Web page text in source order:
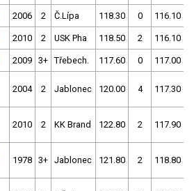
2006 2 Č.Lípa 118.30 0 116.10
2010 2 USK Pha 118.50 2 116.10
2009 3+ Třebech. 117.60 0 117.00
2004 2 Jablonec 120.00 4 117.30
2010 2 KK Brand 122.80 2 117.90
1978 3+ Jablonec 121.80 2 118.80